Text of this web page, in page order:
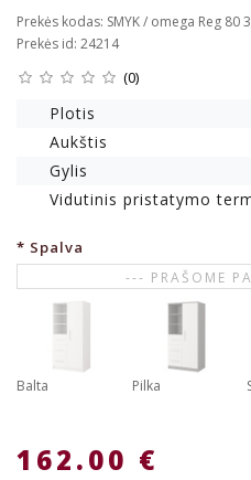
Prekės kodas: SMYK / omega Reg 80
Prekės id: 24214
(0)
Plotis
Aukštis
Gylis
Vidutinis pristatymo
Spalva
--- PRAŠOME
Balta Pilka
162.00 €